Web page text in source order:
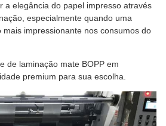
a elegância do papel impresso através
especialmente quando uma
impressionante nos consumos do
de laminação mate BOPP em
premium para sua escolha.